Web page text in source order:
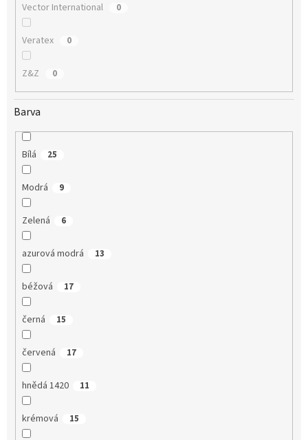
Vector International 0
Veratex 0
Z&Z 0
Barva
Bílá 25
Modrá 9
Zelená 6
azurová modrá 13
béžová 17
černá 15
červená 17
hnědá 1420 11
krémová 15